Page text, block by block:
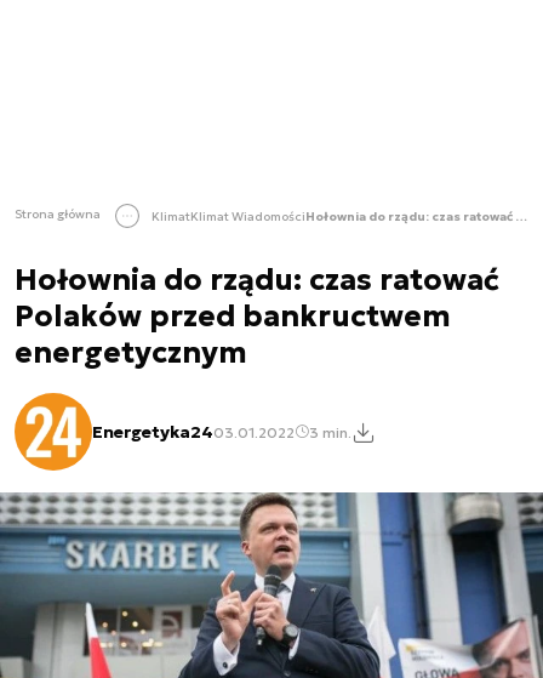
Strona główna KlimatKlimat Wiadomości Hołownia do rządu: czas ratować Polaków przed bankructwem energetycznym
Hołownia do rządu: czas ratować
Polaków przed bankructwem
energetycznym
Energetyka2403.01.2022 3 min.